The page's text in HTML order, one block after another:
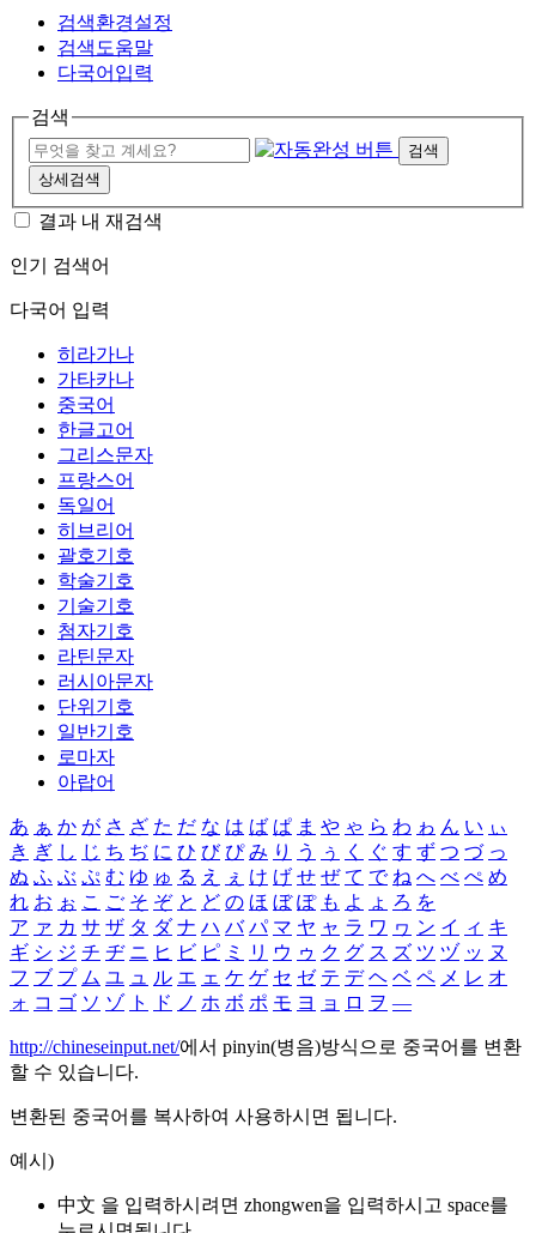
검색환경설정
검색도움말
다국어입력
검색
검색
상세검색
결과 내 재검색
인기 검색어
다국어 입력
히라가나
가타카나
중국어
한글고어
그리스문자
프랑스어
독일어
히브리어
괄호기호
학술기호
기술기호
첨자기호
라틴문자
러시아문자
단위기호
일반기호
로마자
아랍어
あ ぁ か が さ ざ た だ な は ば ぱ ま や ゃ ら わ ゎ ん い ぃ
き ぎ し じ ち ぢ に ひ び ぴ み り う ぅ く ぐ す ず つ づ っ
ぬ ふ ぶ ぷ む ゆ ゅ る え ぇ け げ せ ぜ て で ね へ べ ぺ め
れ お ぉ こ ご そ ぞ と ど の ほ ぼ ぽ も よ ょ ろ を
ア ァ カ サ ザ タ ダ ナ ハ バ パ マ ヤ ャ ラ ワ ヮ ン イ ィ キ
ギ シ ジ チ ヂ ニ ヒ ビ ピ ミ リ ウ ゥ ク グ ス ズ ツ ヅ ッ ヌ
フ ブ プ ム ユ ュ ル エ ェ ケ ゲ セ ゼ テ デ ヘ ベ ペ メ レ オ
ォ コ ゴ ソ ゾ ト ド ノ ホ ボ ポ モ ヨ ョ ロ ヲ ―
http://chineseinput.net/에서 pinyin(병음)방식으로 중국어를 변환
할 수 있습니다.
변환된 중국어를 복사하여 사용하시면 됩니다.
예시)
中文 을 입력하시려면 zhongwen을 입력하시고 space를